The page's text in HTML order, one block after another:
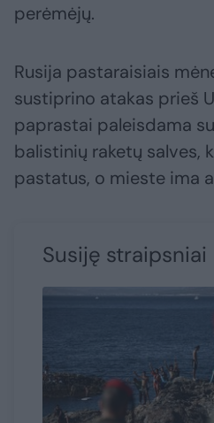
perėmėjų.
Rusija pastaraisiais
sustiprino atakas prieš
paprastai paleisdama
balistinių raketų salves,
pastatus, o mieste ima
Susiję straipsniai